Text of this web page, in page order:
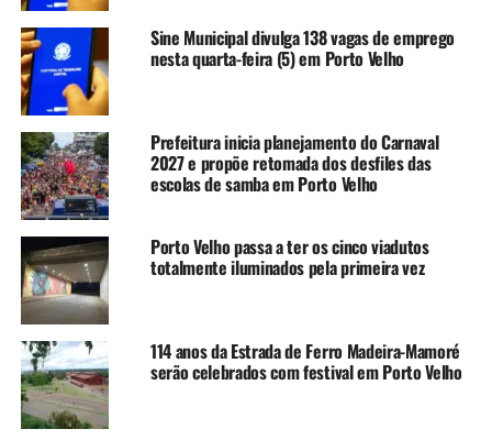
Sine Municipal divulga 138 vagas de emprego
nesta quarta-feira (5) em Porto Velho
Prefeitura inicia planejamento do Carnaval
2027 e propõe retomada dos desfiles das
escolas de samba em Porto Velho
Porto Velho passa a ter os cinco viadutos
totalmente iluminados pela primeira vez
114 anos da Estrada de Ferro Madeira-Mamoré
serão celebrados com festival em Porto Velho